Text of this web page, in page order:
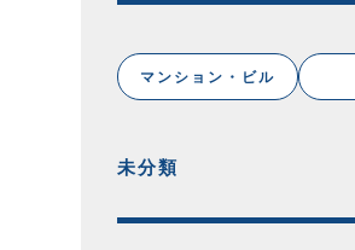
マンション・ビル
未分類